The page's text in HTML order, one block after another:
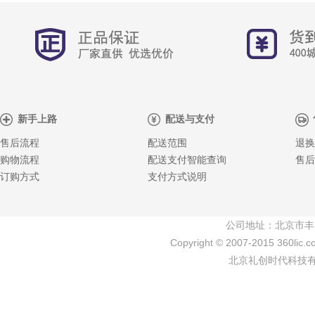
新手上路
售后流程
购物流程
订购方式
配送与支付
配送范围
配送支付智能查询
支付方式说明
退
售
公司地址：北京市
Copyright © 2007-2015
北京礼创时代科技